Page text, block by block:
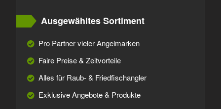
Ausgewähltes Sortiment
Pro Partner vieler Angelmarken
Faire Preise & Zeitvorteile
Alles für Raub- & Friedfischangler
Exklusive Angebote & Produkte